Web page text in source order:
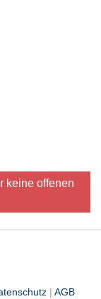
keine offenen
| AGB